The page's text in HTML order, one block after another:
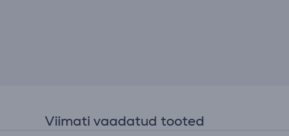
Viimati vaadatud tooted